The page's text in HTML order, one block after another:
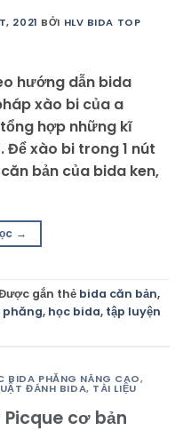
2021 BỞI HLV BIDA TOP
hướng dẫn bida
xào bi của a
hợp những kĩ
Để xào bi trong 1 nút
bản của bida ken,
→
gắn thẻ bida căn bản,
phăng, học bida, tập luyện
BIDA PHĂNG NÂNG CAO,
ĐÁNH BIDA, TÀI LIỆU
cơ bản